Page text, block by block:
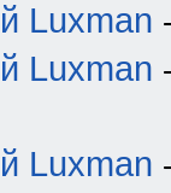
Luxman
Luxman
Luxman